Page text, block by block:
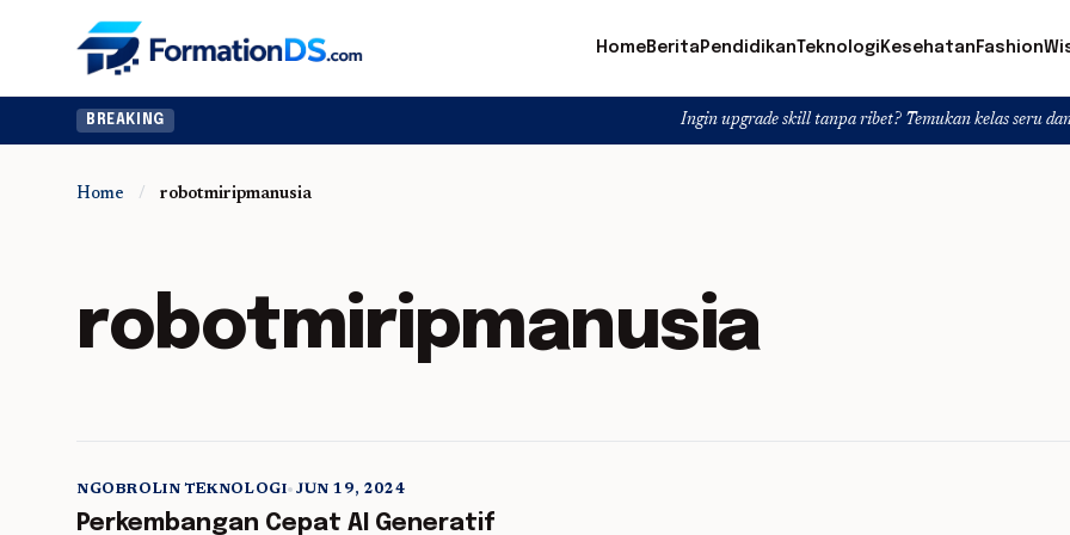
HomeBerita PendidikanTeknologi Kesehatan Fashion
BREAKING Ingin upgrade skill tanpa ribet? Temukan kelas seru dan materi
Home / robotmiripmanusia
robotmiripmanusia
5 min read
NGOBROLIN TEKNOLOGI• JUN 19, 2024
Perkembangan Cepat AI Generatif